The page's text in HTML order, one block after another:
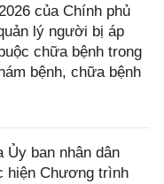
của Chính phủ
lý người bị áp
chữa bệnh trong
bệnh, chữa bệnh
Ủy ban nhân dân
hiện Chương trình